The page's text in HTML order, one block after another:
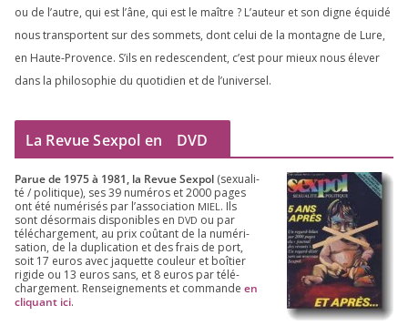
ou de l’autre, qui est l’âne, qui est le maître ? L’auteur et son digne équi­dé
nous trans­portent sur des som­mets, dont celui de la mon­tagne de Lure,
en Haute-Provence. S’ils en redes­cendent, c’est pour mieux nous éle­ver
dans la phi­lo­so­phie du quo­ti­dien et de l’universel.
La Revue Sexpol en DVD
Parue de 1975à 1981, la Revue Sex­pol (sexua­li­
té /​ poli­tique), ses39 numé­ros et2000 pages
ont été numé­ri­sés par l’as­so­cia­tion MIEL . Ils
sont désor­mais dis­po­nibles en DVD ou par
télé­char­ge­ment, au prix coû­tant de la numé­ri­
sa­tion, de la dupli­ca­tion et des frais de port,
soit 17 euros avec jaquette cou­leur et boî­tier
rigide ou 13 euros sans, et 8 euros par télé­
char­ge­ment. Ren­sei­gne­ments et com­mande en
cli­quant ici.